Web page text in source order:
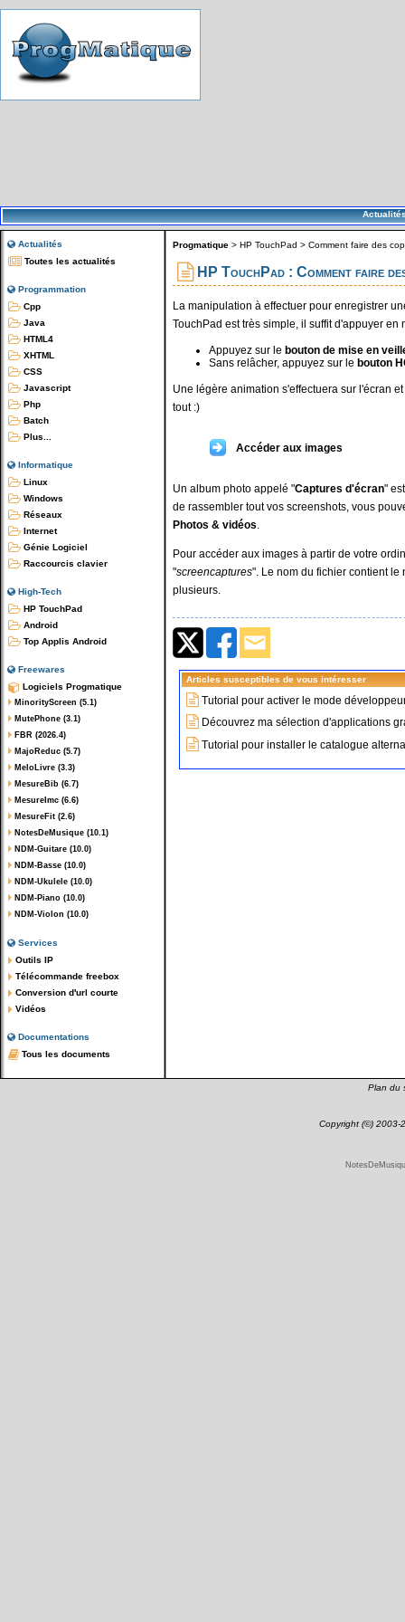
Actualités
Toutes les actualités
Programmation
Cpp
Java
HTML4
XHTML
CSS
Javascript
Php
Batch
Plus...
Informatique
Linux
Windows
Réseaux
Internet
Génie Logiciel
Raccourcis clavier
High-Tech
HP TouchPad
Android
Top Applis Android
Freewares
Logiciels Progmatique
MinorityScreen (5.1)
MutePhone (3.1)
FBR (2026.4)
MajoReduc (5.7)
MeloLivre (3.3)
MesureBib (6.7)
MesureImc (6.6)
MesureFit (2.6)
NotesDeMusique (10.1)
NDM-Guitare (10.0)
NDM-Basse (10.0)
NDM-Ukulele (10.0)
NDM-Piano (10.0)
NDM-Violon (10.0)
Services
Outils IP
Télécommande freebox
Conversion d'url courte
Vidéos
Documentations
Tous les documents
Progmatique > HP TouchPad > Comment faire des
HP TouchPad : Comment faire
La manipulation à effectuer pour enregistrer
TouchPad est très simple, il suffit d'appuyer en
Appuyez sur le bouton de mise en
Sans relâcher, appuyez sur le bouton
Une légère animation s'effectuera sur l'écran
tout :)
Accéder aux images
Un album photo appelé "Captures d'écran"
de rassembler tout vos screenshots, vous
Photos & vidéos
Pour accéder aux images à partir de votre
"screencaptures". Le nom du fichier contient
plusieurs.
Articles susceptibles de vous intéresser
Tutorial pour activer le mode
Découvrez ma sélection d'applications
Tutorial pour installer le catalogue
Plan du
Copyright (©) 2003-